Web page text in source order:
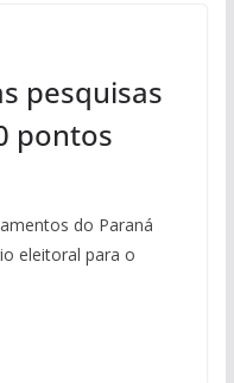
pesquisas
pontos
do Paraná
eleitoral para o